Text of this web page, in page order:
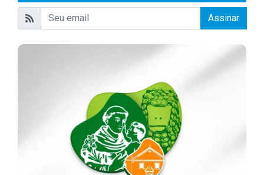
Assinar